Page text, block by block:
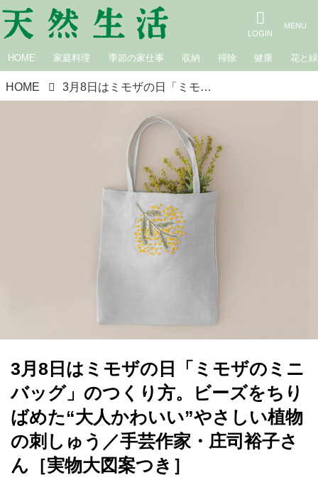
HOME 家庭料理 季節の家仕事 収納 掃除 健康 花と緑
HOME 3月8日はミモザの日「ミモザのミニバッグ」のつくり方。ビーズをちりばめた“大人かわいい”やさしい植物の刺しゅう／手芸作家・庄司裕子さん［実物大図案つき］
3月8日はミモザの日「ミモザのミニ
バッグ」のつくり方。ビーズをちり
ばめた“大人かわいい”やさしい植物
の刺しゅう／手芸作家・庄司裕子さ
ん［実物大図案つき］